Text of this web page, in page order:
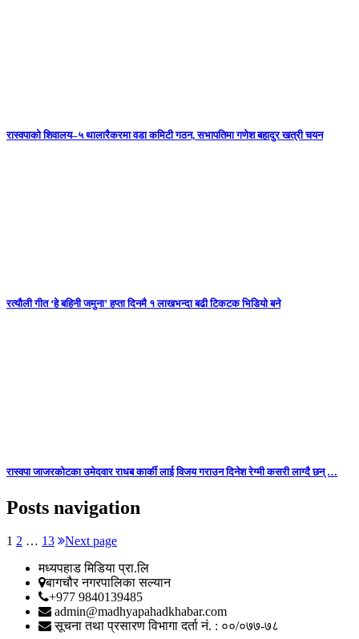
रास्वपाको शिवालय–५ थालारैकरमा वडा कमिटी गठन, सभापतिमा गणेश बहादुर खत्री चयन
रत्यौली गीत ‘हे बहिनी जमुना’ हप्ता दिनमै १ लाखभन्दा बढी टिकटक भिडियो बने
रास्वपा जाजरकोटका उमेदवार राधब कार्की लाई विजय गराउन दिनेश रेग्मी कसरी लाग्दै छन् …
Posts navigation
1 2 … 13
Next page
मध्यपहाड मिडिया प्रा.लि
बागचौर नगरपालिका सल्यान
+977 9840139485
admin@madhyapahadkhabar.com
सूचना तथा प्रसारण विभागा दर्ता नं. : ००/०७७-७८